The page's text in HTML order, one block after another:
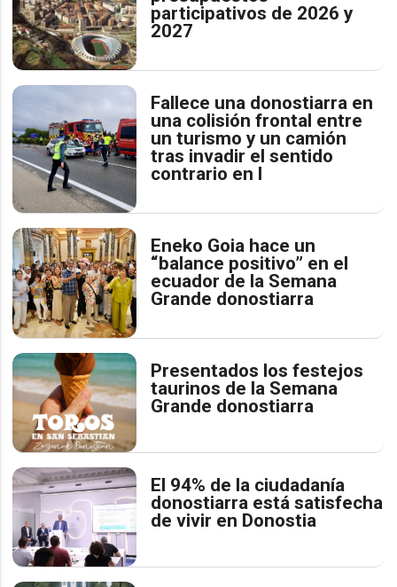
participativos de 2026 y
2027
Fallece una donostiarra en
una colisión frontal entre
un turismo y un camión
tras invadir el sentido
contrario en l
Eneko Goia hace un
“balance positivo” en el
ecuador de la Semana
Grande donostiarra
Presentados los festejos
taurinos de la Semana
Grande donostiarra
El 94% de la ciudadanía
donostiarra está satisfecha
de vivir en Donostia